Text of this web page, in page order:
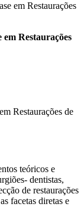
em Restaurações
Restaurações
teóricos e
dentistas,
de restaurações
facetas diretas e